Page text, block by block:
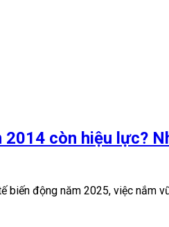
2014 còn hiệu lực?
biến động năm 2025, việc nắm